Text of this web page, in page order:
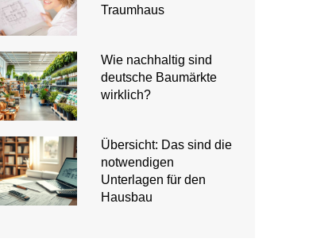
Traumhaus
Wie nachhaltig sind
deutsche Baumärkte
wirklich?
Übersicht: Das sind die
notwendigen
Unterlagen für den
Hausbau